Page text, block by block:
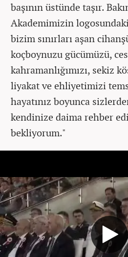
başının üstünde taşır.
Akademimizin
bizim sınırları aşan
koçboynuzu gücümüzü,
kahramanlığımızı, sekiz
liyakat ve ehliyetimizi
hayatınız boyunca
kendinize daima rehber
bekliyorum."